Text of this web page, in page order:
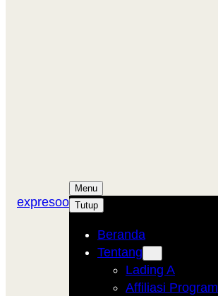
expresoo
Menu
Tutup
Beranda
Tentang
Lading A
Affiliasi Program